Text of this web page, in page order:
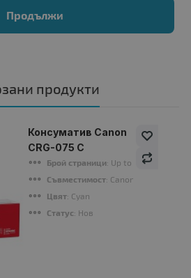
Продължи
продукти
Консуматив Canon
CRG-075 C
Брой страници: Up to 1 300 pages
Съвместимост: Canon imageCLASS
Цвят: Cyan
Статус: Нов